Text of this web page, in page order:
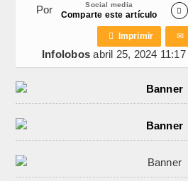
Social media
Comparte este artículo 
 Imprimir ✉
Por
Infolobos abril 25, 2024 11:17